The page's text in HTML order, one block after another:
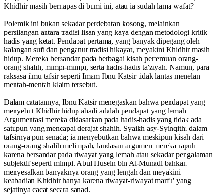
Khidhir masih bernapas di bumi ini, atau ia sudah lama wafat?
Polemik ini bukan sekadar perdebatan kosong, melainkan
persilangan antara tradisi lisan yang kaya dengan metodologi kritik
hadis yang ketat. Pendapat pertama, yang banyak dipegang oleh
kalangan sufi dan penganut tradisi hikayat, meyakini Khidhir masih
hidup. Mereka bersandar pada berbagai kisah pertemuan orang-
orang shalih, mimpi-mimpi, serta hadis-hadis ta'ziyah. Namun, para
raksasa ilmu tafsir seperti Imam Ibnu Katsir tidak lantas menelan
mentah-mentah klaim tersebut.
Dalam catatannya, Ibnu Katsir menegaskan bahwa pendapat yang
menyebut Khidhir hidup abadi adalah pendapat yang lemah.
Argumentasi mereka didasarkan pada hadis-hadis yang tidak ada
satupun yang mencapai derajat shahih. Syaikh asy-Syinqithi dalam
tafsirnya pun senada; ia menyebutkan bahwa meskipun kisah dari
orang-orang shalih melimpah, landasan argumen mereka rapuh
karena bersandar pada riwayat yang lemah atau sekadar pengalaman
subjektif seperti mimpi. Abul Husein bin Al-Munadi bahkan
menyesalkan banyaknya orang yang lengah dan meyakini
keabadian Khidhir hanya karena riwayat-riwayat marfu' yang
sejatinya cacat secara sanad.